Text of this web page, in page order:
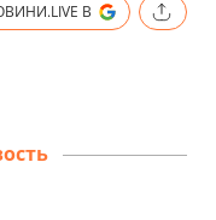
В